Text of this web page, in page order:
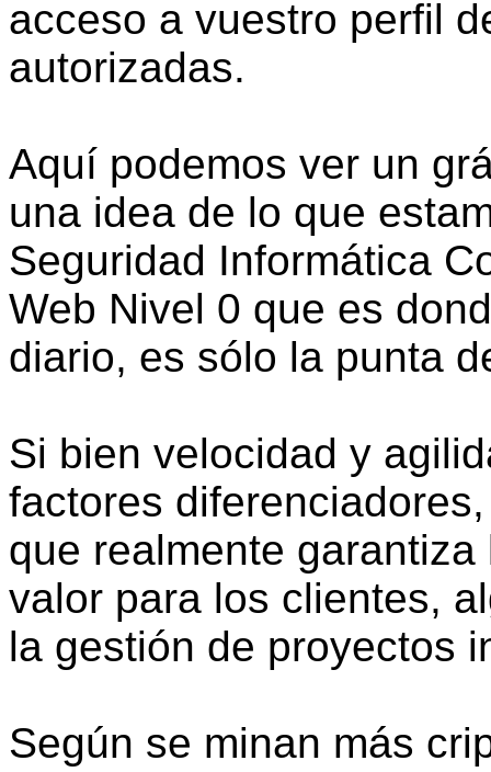
acceso a vuestro perfil
autorizadas.
Aquí podemos ver un
una idea de lo que
Seguridad Informática
Web Nivel 0 que es
diario, es sólo la punta
Si bien velocidad y
factores
que realmente
valor para los clientes,
la gestión de proyectos
Según se minan más